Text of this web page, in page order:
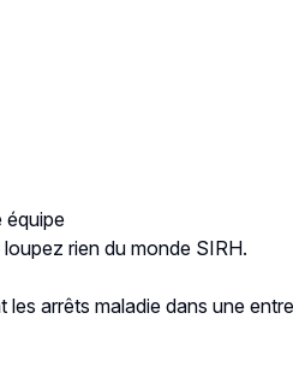
équipe
rien du monde SIRH.
arrêts maladie dans une